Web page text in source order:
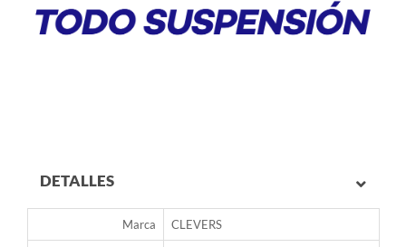
DETALLES
Marca CLEVERS